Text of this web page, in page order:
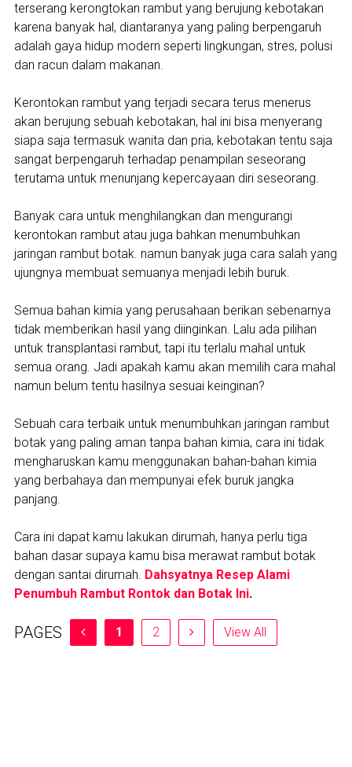
terserang kerongtokan rambut yang berujung kebotakan
karena banyak hal, diantaranya yang paling berpengaruh
adalah gaya hidup modern seperti lingkungan, stres, polusi
dan racun dalam makanan.
Kerontokan rambut yang terjadi secara terus menerus
akan berujung sebuah kebotakan, hal ini bisa menyerang
siapa saja termasuk wanita dan pria, kebotakan tentu saja
sangat berpengaruh terhadap penampilan seseorang
terutama untuk menunjang kepercayaan diri seseorang.
Banyak cara untuk menghilangkan dan mengurangi
kerontokan rambut atau juga bahkan menumbuhkan
jaringan rambut botak. namun banyak juga cara salah yang
ujungnya membuat semuanya menjadi lebih buruk.
Semua bahan kimia yang perusahaan berikan sebenarnya
tidak memberikan hasil yang diinginkan. Lalu ada pilihan
untuk transplantasi rambut, tapi itu terlalu mahal untuk
semua orang. Jadi apakah kamu akan memilih cara mahal
namun belum tentu hasilnya sesuai keinginan?
Sebuah cara terbaik untuk menumbuhkan jaringan rambut
botak yang paling aman tanpa bahan kimia, cara ini tidak
mengharuskan kamu menggunakan bahan-bahan kimia
yang berbahaya dan mempunyai efek buruk jangka
panjang.
Cara ini dapat kamu lakukan dirumah, hanya perlu tiga
bahan dasar supaya kamu bisa merawat rambut botak
dengan santai dirumah. Dahsyatnya Resep Alami
Penumbuh Rambut Rontok dan Botak Ini.
PAGES 1 2 View All